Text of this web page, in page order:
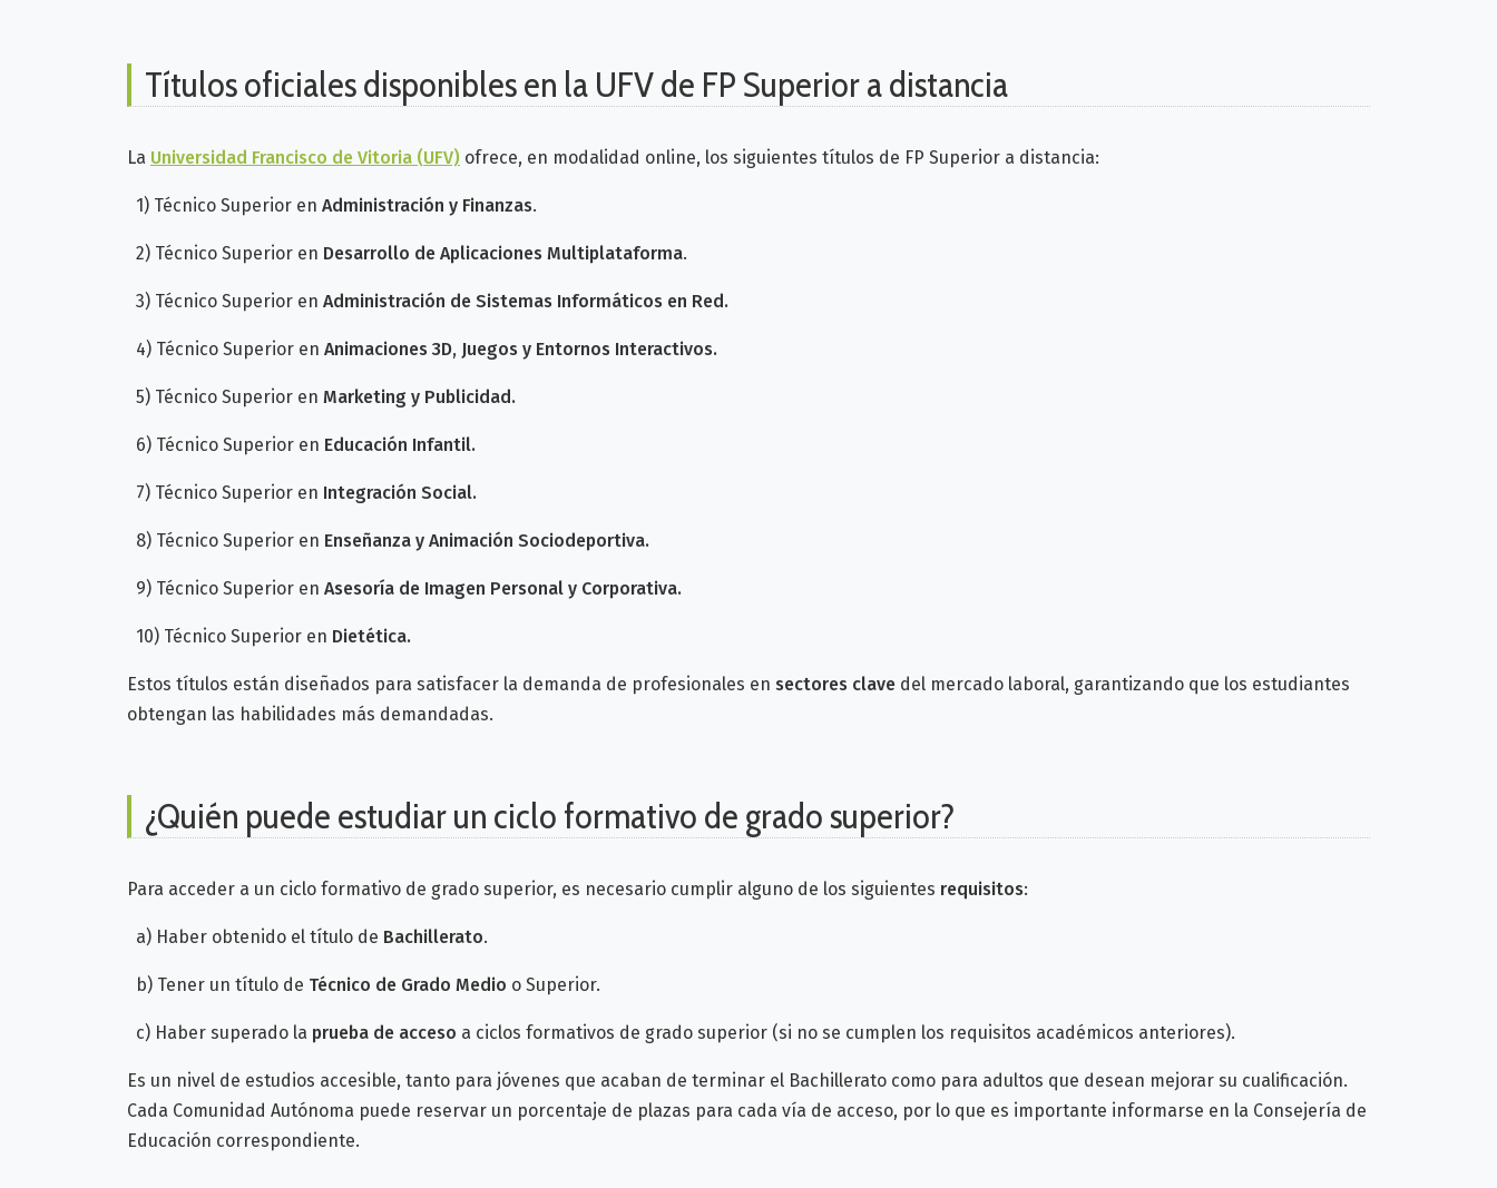
Títulos oficiales disponibles en la UFV de FP Superior a distancia
La Universidad Francisco de Vitoria (UFV) ofrece, en modalidad online, los siguientes títulos de FP Superior a distancia:
1) Técnico Superior en Administración y Finanzas.
2) Técnico Superior en Desarrollo de Aplicaciones Multiplataforma.
3) Técnico Superior en Administración de Sistemas Informáticos en Red.
4) Técnico Superior en Animaciones 3D, Juegos y Entornos Interactivos.
5) Técnico Superior en Marketing y Publicidad.
6) Técnico Superior en Educación Infantil.
7) Técnico Superior en Integración Social.
8) Técnico Superior en Enseñanza y Animación Sociodeportiva.
9) Técnico Superior en Asesoría de Imagen Personal y Corporativa.
10) Técnico Superior en Dietética.
Estos títulos están diseñados para satisfacer la demanda de profesionales en sectores clave del mercado laboral, garantizando que los estudiantes
obtengan las habilidades más demandadas.
¿Quién puede estudiar un ciclo formativo de grado superior?
Para acceder a un ciclo formativo de grado superior, es necesario cumplir alguno de los siguientes requisitos:
a) Haber obtenido el título de Bachillerato.
b) Tener un título de Técnico de Grado Medio o Superior.
c) Haber superado la prueba de acceso a ciclos formativos de grado superior (si no se cumplen los requisitos académicos anteriores).
Es un nivel de estudios accesible, tanto para jóvenes que acaban de terminar el Bachillerato como para adultos que desean mejorar su cualificación.
Cada Comunidad Autónoma puede reservar un porcentaje de plazas para cada vía de acceso, por lo que es importante informarse en la Consejería de
Educación correspondiente.